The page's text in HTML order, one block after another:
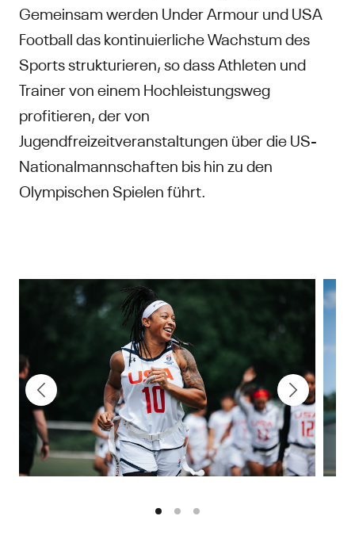
Gemeinsam werden Under Armour und USA
Football das kontinuierliche Wachstum des
Sports strukturieren, so dass Athleten und
Trainer von einem Hochleistungsweg
profitieren, der von
Jugendfreizeitveranstaltungen über die US-
Nationalmannschaften bis hin zu den
Olympischen Spielen führt.